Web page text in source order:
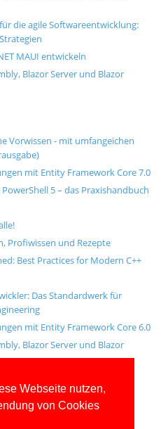
Webseite nutzen,
von Cookies
die agile Softwareentwicklung:
MAUI entwickeln
Blazor Server und Blazor
Vorwissen - mit umfangeichen
mit Entity Framework Core 7.0
5 – das Praxishandbuch
Profiwissen und Rezepte
Best Practices for Modern C++
Das Standardwerk für
mit Entity Framework Core 6.0
Blazor Server und Blazor
Jahr